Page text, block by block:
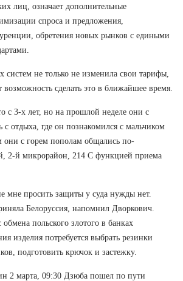
лиц, означает дополнительные
спроса и предложения,
обретения новых рынков с едиными
не только не изменила свои тарифы,
возможность сделать это в ближайшее время.
с 3-х лет, но на прошлой неделе они с
с отдыха, где он познакомился с мальчиком
с горем пополам общались по-
2-й микрорайон, 214 С функцией приема
мне просить защиты у суда нужды нет.
Белоруссия, напомнил Дворкович.
польского злотого в банках
изделия потребуется выбрать резинки
подготовить крючок и застежку.
2 марта, 09:30 Дзюба пошел по пути